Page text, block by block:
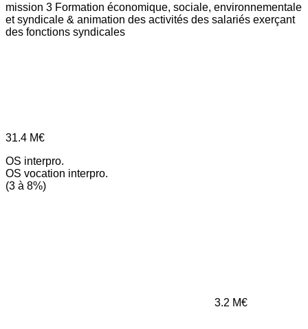
mission 3 Formation économique, sociale, environnementale
et syndicale & animation des activités des salariés exerçant
des fonctions syndicales
31.4 M€
OS interpro.
OS vocation interpro.
(3 à 8%)
3.2 M€